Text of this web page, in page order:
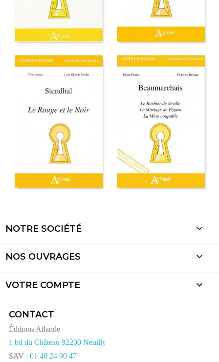
NOTRE SOCIÉTÉ 
NOS OUVRAGES 
VOTRE COMPTE 
CONTACT
Éditions Atlande
1 bd du Château 92200 Neuilly
SAV : 01 46 24 90 47